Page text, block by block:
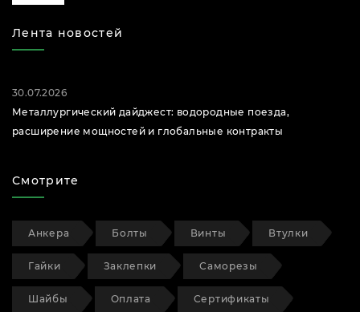
Лента новостей
30.07.2026
Металлургический дайджест: водородные поезда,
расширение мощностей и глобальные контракты
Смотрите
Анкера Болты Винты Втулки
Гайки Заклепки Саморезы
Шайбы Оплата Сертификаты